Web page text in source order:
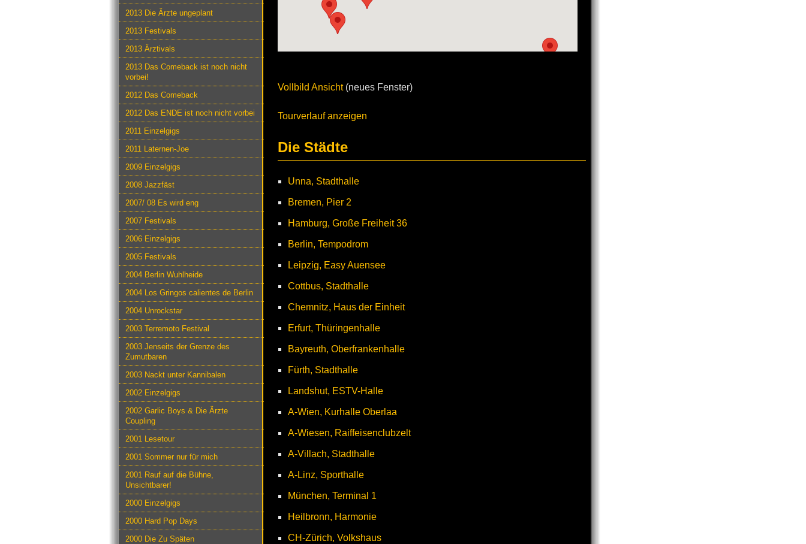
2013 Die Ärzte ungeplant
2013 Festivals
2013 Ärztivals
2013 Das Comeback ist noch nicht
vorbei!
2012 Das Comeback
2012 Das ENDE ist noch nicht vorbei
2011 Einzelgigs
2011 Laternen-Joe
2009 Einzelgigs
2008 Jazzfäst
2007/ 08 Es wird eng
2007 Festivals
2006 Einzelgigs
2005 Festivals
2004 Berlin Wuhlheide
2004 Los Gringos calientes de Berlin
2004 Unrockstar
2003 Terremoto Festival
2003 Jenseits der Grenze des
Zumutbaren
2003 Nackt unter Kannibalen
2002 Einzelgigs
2002 Garlic Boys & Die Ärzte
Coupling
2001 Lesetour
2001 Sommer nur für mich
2001 Rauf auf die Bühne,
Unsichtbarer!
2000 Einzelgigs
2000 Hard Pop Days
2000 Die Zu Späten
Vollbild Ansicht(neues Fenster)
Tourverlauf anzeigen
Die Städte
Unna, Stadthalle
Bremen, Pier 2
Hamburg, Große Freiheit 36
Berlin, Tempodrom
Leipzig, Easy Auensee
Cottbus, Stadthalle
Chemnitz, Haus der Einheit
Erfurt, Thüringenhalle
Bayreuth, Oberfrankenhalle
Fürth, Stadthalle
Landshut, ESTV-Halle
A-Wien, Kurhalle Oberlaa
A-Wiesen, Raiffeisenclubzelt
A-Villach, Stadthalle
A-Linz, Sporthalle
München, Terminal 1
Heilbronn, Harmonie
CH-Zürich, Volkshaus